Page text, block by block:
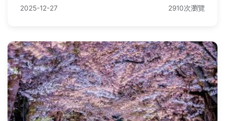
2025-12-27 2910次瀏覽